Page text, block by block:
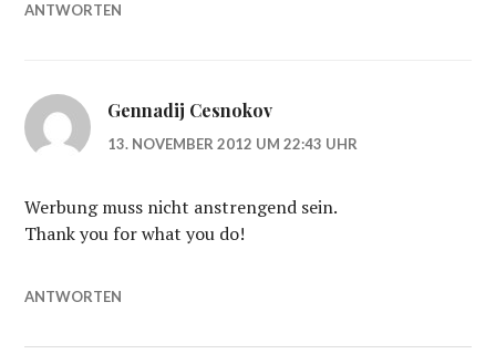
ANTWORTEN
Gennadij Cesnokov
13. NOVEMBER 2012 UM 22:43 UHR
Werbung muss nicht anstrengend sein.
Thank you for what you do!
ANTWORTEN